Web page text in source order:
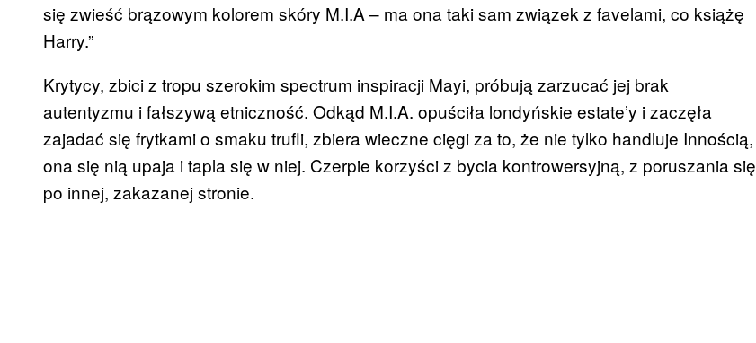
się zwieść brązowym kolorem skóry M.I.A – ma ona taki sam związek z favelami, co książę
Harry.”
Krytycy, zbici z tropu szerokim spectrum inspiracji Mayi, próbują zarzucać jej brak
autentyzmu i fałszywą etniczność. Odkąd M.I.A. opuściła londyńskie estate’y i zaczęła
zajadać się frytkami o smaku trufli, zbiera wieczne cięgi za to, że nie tylko handluje Innością,
ona się nią upaja i tapla się w niej. Czerpie korzyści z bycia kontrowersyjną, z poruszania się
po innej, zakazanej stronie.